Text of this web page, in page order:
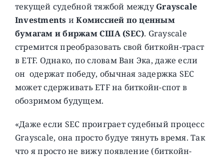
текущей судебной тяжбой между Grayscale
Investments иКомиссией по ценным
бумагам и биржам США (SEC). Grayscale
стремится преобразовать свой биткойн-траст
в ETF. Однако, по словам Ван Эка, даже если
он одержат победу, обычная задержка SEC
может сдерживать ETF на биткойн-спот в
обозримом будущем.
«Даже если SEC проиграет судебный процесс
Grayscale, она просто будуе тянуть время. Так
что я просто не вижу появление (биткойн-